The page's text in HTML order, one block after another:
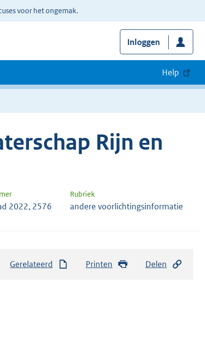
voor het ongemak.
Inloggen
Help
Rijn en
Rubriek
2022, 2576 andere voorlichtingsinformatie
Gerelateerd Printen Delen